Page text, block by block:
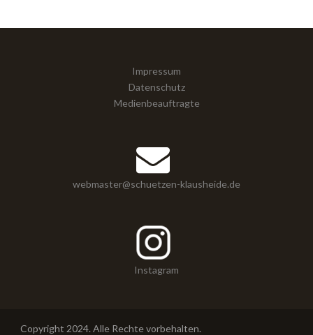
Impressum
Datenschutz
Medienbeauftragte
webmaster@schuetzen-klausheide.de
Instagram
Copyright 2024. Alle Rechte vorbehalten.